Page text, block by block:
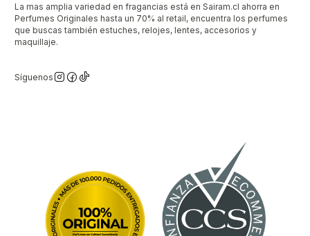
La mas amplia variedad en fragancias está en Sairam.cl ahorra en
Perfumes Originales hasta un 70% al retail, encuentra los perfumes
que buscas también estuches, relojes, lentes, accesorios y
maquillaje.
Síguenos